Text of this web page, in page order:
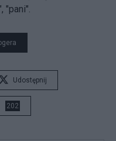
"pani".
Udostępnij
202